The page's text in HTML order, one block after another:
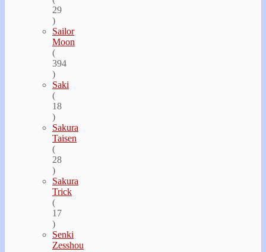
29
)
Sailor
Moon
(
394
)
Saki
(
18
)
Sakura
Taisen
(
28
)
Sakura
Trick
(
17
)
Senki
Zesshou